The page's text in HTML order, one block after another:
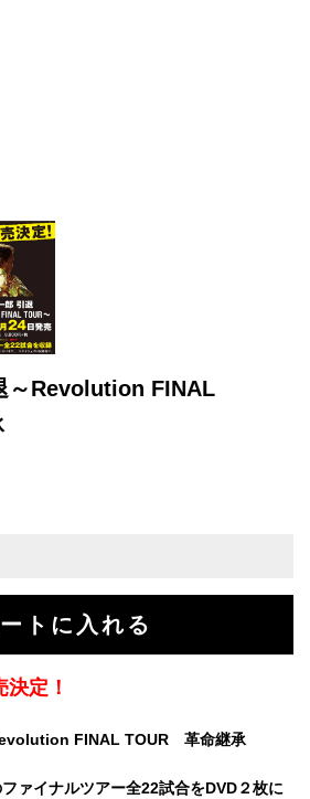
Revolution FINAL
定！
FINAL TOUR 革命継承
ァイナルツアー全22試合をDVD２枚に